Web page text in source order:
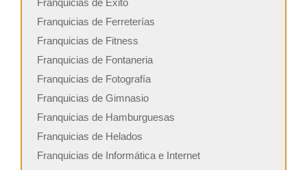
Franquicias de Exito
Franquicias de Ferreterías
Franquicias de Fitness
Franquicias de Fontaneria
Franquicias de Fotografía
Franquicias de Gimnasio
Franquicias de Hamburguesas
Franquicias de Helados
Franquicias de Informática e Internet